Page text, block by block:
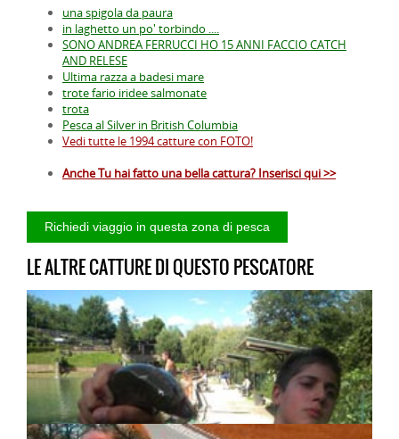
una spigola da paura
in laghetto un po' torbindo ....
SONO ANDREA FERRUCCI HO 15 ANNI FACCIO CATCH
AND RELESE
Ultima razza a badesi mare
trote fario iridee salmonate
trota
Pesca al Silver in British Columbia
Vedi tutte le 1994 catture con FOTO!
Anche Tu hai fatto una bella cattura? Inserisci qui >>
LE ALTRE CATTURE DI QUESTO PESCATORE